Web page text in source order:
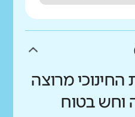
החינוכי מרוצה
וחש בטוח